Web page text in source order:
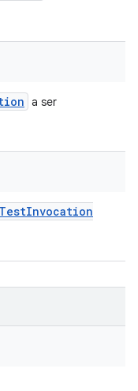
a ser
Invocation